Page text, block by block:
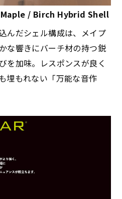
/ Birch Hybrid Shell
んだシェル構成は、メイプ
な響きにバーチ材の持つ鋭
を加味。レスポンスが良く
埋もれない「万能な音作